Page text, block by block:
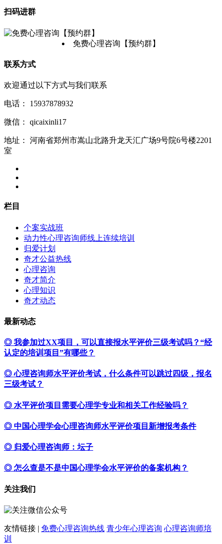
扫码进群
免费心理咨询【预约群】
联系方式
欢迎通过以下方式与我们联系
电话： 15937878932
微信： qicaixinli17
地址：
河南省郑州市嵩山北路升龙天汇广场9号院6号楼2201
室
栏目
个案实战班
动力性心理咨询师线上连续培训
归爱计划
奇才公益热线
心理咨询
奇才简介
心理知识
奇才动态
最新动态
◎ 我参加过XX项目，可以直接报水平评价三级考试吗？“经
认定的培训项目”有哪些？
◎ 心理咨询师水平评价考试，什么条件可以跳过四级，报名
三级考试？
◎ 水平评价项目需要心理学专业和相关工作经验吗？
◎ 中国心理学会心理咨询师水平评价项目新增报考条件
◎ 归爱心理咨询师：坛子
◎ 怎么查是不是中国心理学会水平评价的备案机构？
关注我们
友情链接 | 免费心理咨询热线 青少年心理咨询 心理咨询师培
训